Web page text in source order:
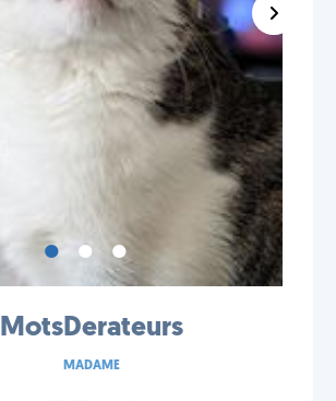
• • •
MotsDerateurs
MADAME